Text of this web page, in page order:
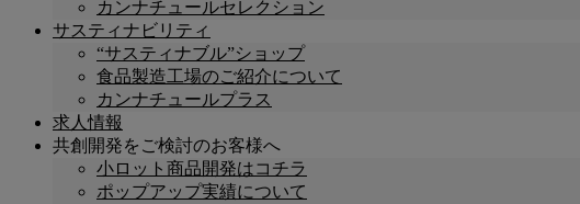
カンナチュールセレクション
サスティナビリティ
“サスティナブル”ショップ
食品製造工場のご紹介について
カンナチュールプラス
求人情報
共創開発をご検討のお客様へ
小ロット商品開発はコチラ
ポップアップ実績について